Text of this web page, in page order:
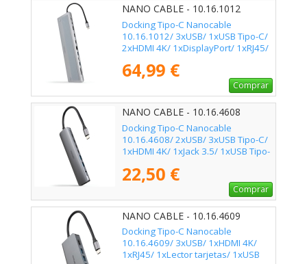
NANO CABLE - 10.16.1012
Docking Tipo-C Nanocable
10.16.1012/ 3xUSB/ 1xUSB Tipo-C/
2xHDMI 4K/ 1xDisplayPort/ 1xRJ45/
Tipo-C PD/ Gris
64,99 €
Comprar
NANO CABLE - 10.16.4608
Docking Tipo-C Nanocable
10.16.4608/ 2xUSB/ 3xUSB Tipo-C/
1xHDMI 4K/ 1xJack 3.5/ 1xUSB Tipo-
22,50 €
Comprar
NANO CABLE - 10.16.4609
Docking Tipo-C Nanocable
10.16.4609/ 3xUSB/ 1xHDMI 4K/
1xRJ45/ 1xLector tarjetas/ 1xUSB